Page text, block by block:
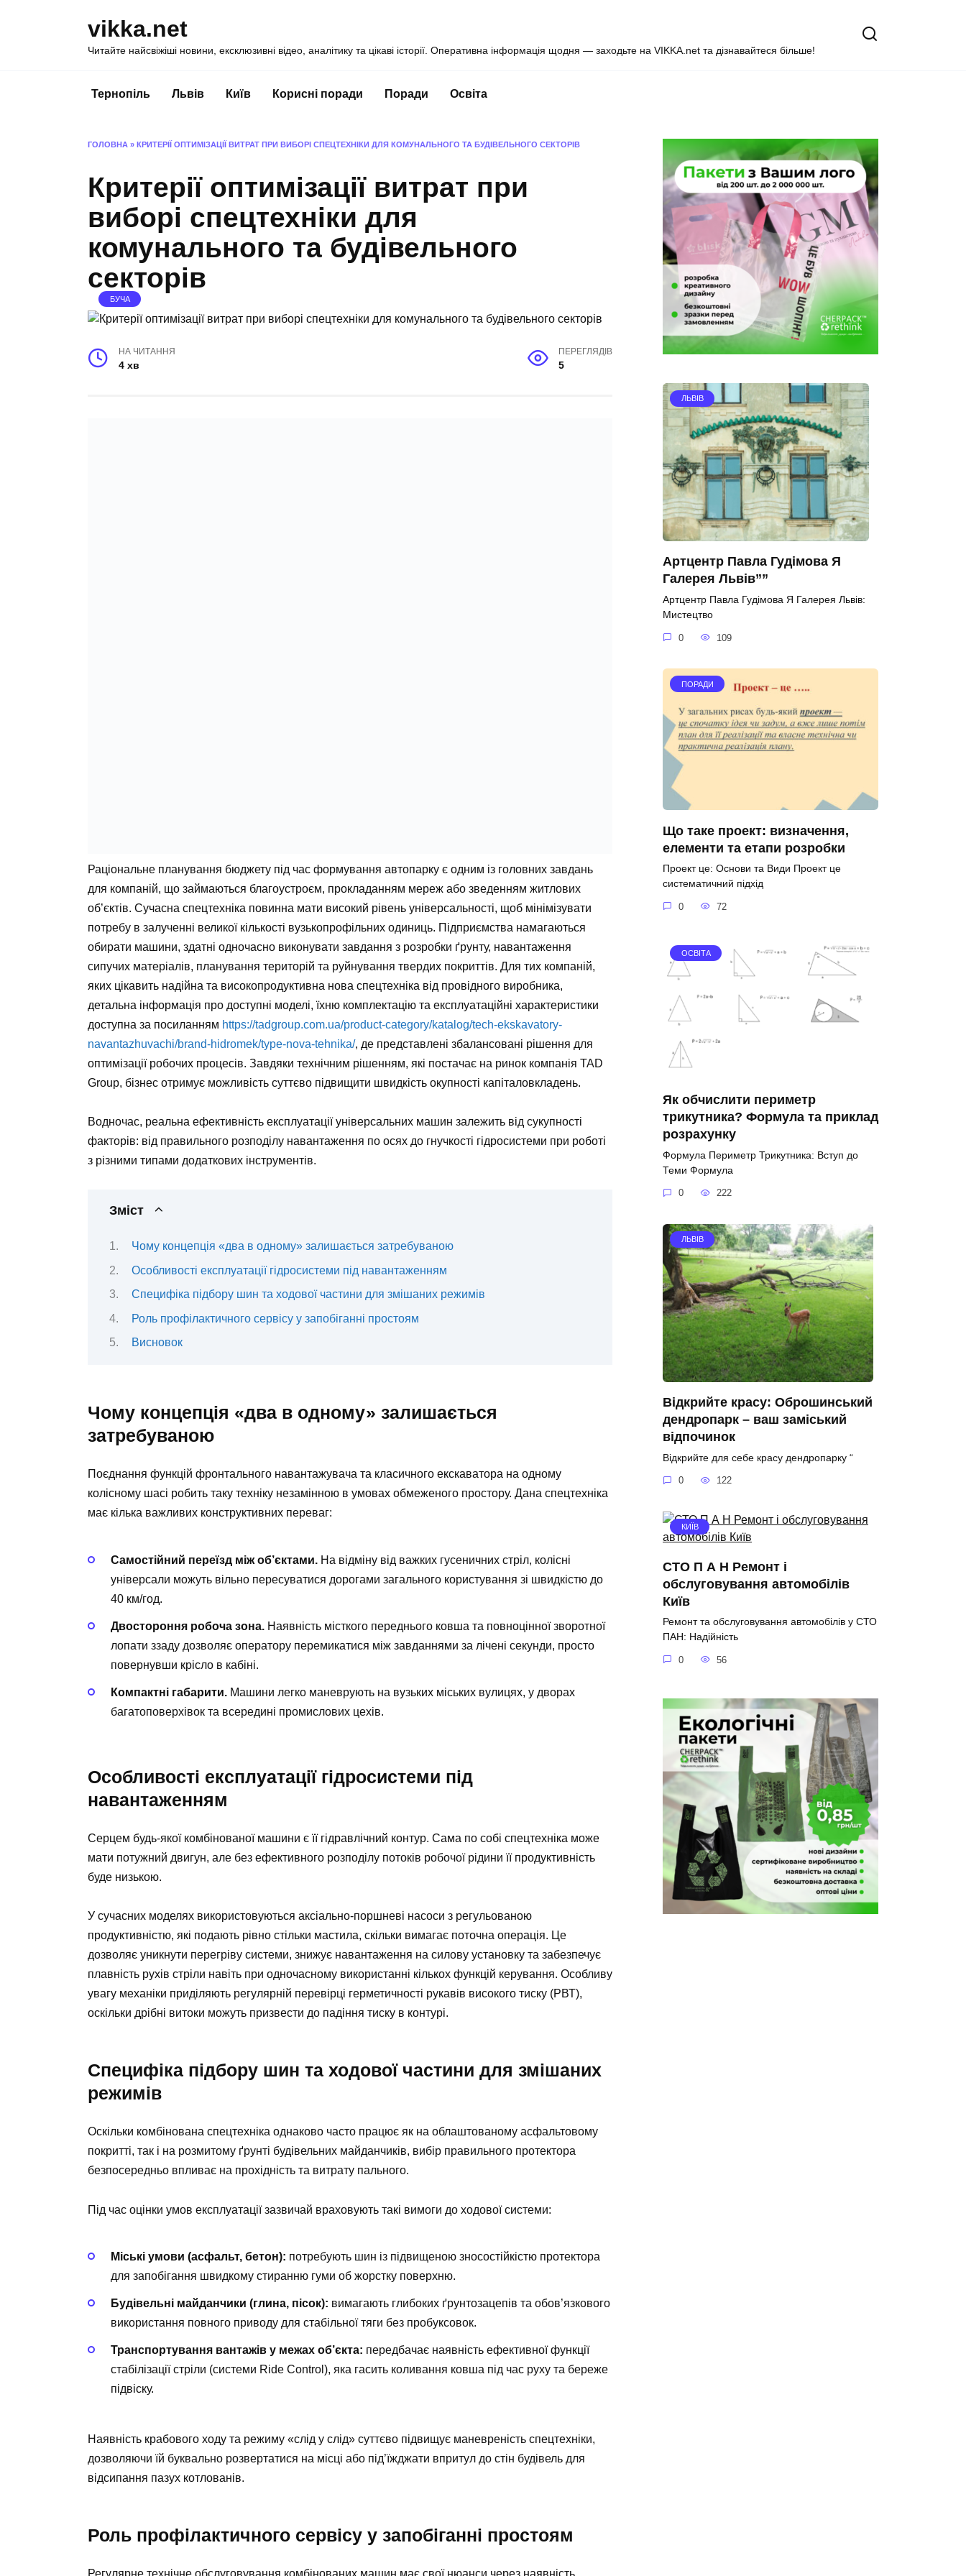
vikka.net
Читайте найсвіжіші новини, ексклюзивні відео, аналітику та цікаві історії. Оперативна інформація щодня — заходьте на VIKKA.net та дізнавайтеся більше!
Тернопіль Львів Київ Корисні поради Поради Освіта
ГОЛОВНА » КРИТЕРІЇ ОПТИМІЗАЦІЇ ВИТРАТ ПРИ ВИБОРІ СПЕЦТЕХНІКИ ДЛЯ КОМУНАЛЬНОГО ТА БУДІВЕЛЬНОГО СЕКТОРІВ
Критерії оптимізації витрат при
виборі спецтехніки для
комунального та будівельного
секторів
БУЧА
НА ЧИТАННЯ
4 хв
ПЕРЕГЛЯДІВ
5
Раціональне планування бюджету під час формування автопарку є одним із головних завдань
для компаній, що займаються благоустроєм, прокладанням мереж або зведенням житлових
об’єктів. Сучасна спецтехніка повинна мати високий рівень універсальності, щоб мінімізувати
потребу в залученні великої кількості вузькопрофільних одиниць. Підприємства намагаються
обирати машини, здатні одночасно виконувати завдання з розробки ґрунту, навантаження
сипучих матеріалів, планування територій та руйнування твердих покриттів. Для тих компаній,
яких цікавить надійна та високопродуктивна нова спецтехніка від провідного виробника,
детальна інформація про доступні моделі, їхню комплектацію та експлуатаційні характеристики
доступна за посиланням https://tadgroup.com.ua/product-category/katalog/tech-ekskavatory-
navantazhuvachi/brand-hidromek/type-nova-tehnika/, де представлені збалансовані рішення для
оптимізації робочих процесів. Завдяки технічним рішенням, які постачає на ринок компанія TAD
Group, бізнес отримує можливість суттєво підвищити швидкість окупності капіталовкладень.
Водночас, реальна ефективність експлуатації універсальних машин залежить від сукупності
факторів: від правильного розподілу навантаження по осях до гнучкості гідросистеми при роботі
з різними типами додаткових інструментів.
Зміст
Чому концепція «два в одному» залишається затребуваною
Особливості експлуатації гідросистеми під навантаженням
Специфіка підбору шин та ходової частини для змішаних режимів
Роль профілактичного сервісу у запобіганні простоям
Висновок
Чому концепція «два в одному» залишається
затребуваною
Поєднання функцій фронтального навантажувача та класичного екскаватора на одному
колісному шасі робить таку техніку незамінною в умовах обмеженого простору. Дана спецтехніка
має кілька важливих конструктивних переваг:
Самостійний переїзд між об’єктами. На відміну від важких гусеничних стріл, колісні
універсали можуть вільно пересуватися дорогами загального користування зі швидкістю до
40 км/год.
Двостороння робоча зона. Наявність місткого переднього ковша та повноцінної зворотної
лопати ззаду дозволяє оператору перемикатися між завданнями за лічені секунди, просто
повернувши крісло в кабіні.
Компактні габарити. Машини легко маневрують на вузьких міських вулицях, у дворах
багатоповерхівок та всередині промислових цехів.
Особливості експлуатації гідросистеми під
навантаженням
Серцем будь-якої комбінованої машини є її гідравлічний контур. Сама по собі спецтехніка може
мати потужний двигун, але без ефективного розподілу потоків робочої рідини її продуктивність
буде низькою.
У сучасних моделях використовуються аксіально-поршневі насоси з регульованою
продуктивністю, які подають рівно стільки мастила, скільки вимагає поточна операція. Це
дозволяє уникнути перегріву системи, знижує навантаження на силову установку та забезпечує
плавність рухів стріли навіть при одночасному використанні кількох функцій керування. Особливу
увагу механіки приділяють регулярній перевірці герметичності рукавів високого тиску (РВТ),
оскільки дрібні витоки можуть призвести до падіння тиску в контурі.
Специфіка підбору шин та ходової частини для змішаних
режимів
Оскільки комбінована спецтехніка однаково часто працює як на облаштованому асфальтовому
покритті, так і на розмитому ґрунті будівельних майданчиків, вибір правильного протектора
безпосередньо впливає на прохідність та витрату пального.
Під час оцінки умов експлуатації зазвичай враховують такі вимоги до ходової системи:
Міські умови (асфальт, бетон): потребують шин із підвищеною зносостійкістю протектора
для запобігання швидкому стиранню гуми об жорстку поверхню.
Будівельні майданчики (глина, пісок): вимагають глибоких ґрунтозацепів та обов’язкового
використання повного приводу для стабільної тяги без пробуксовок.
Транспортування вантажів у межах об’єкта: передбачає наявність ефективної функції
стабілізації стріли (системи Ride Control), яка гасить коливання ковша під час руху та береже
підвіску.
Наявність крабового ходу та режиму «слід у слід» суттєво підвищує маневреність спецтехніки,
дозволяючи їй буквально розвертатися на місці або під’їжджати впритул до стін будівель для
відсипання пазух котлованів.
Роль профілактичного сервісу у запобіганні простоям
ЛЬВІВ
Артцентр Павла Гудімова Я
Галерея Львів””
Артцентр Павла Гудімова Я Галерея Львів:
Мистецтво
0 109
ПОРАДИ
Що таке проект: визначення,
елементи та етапи розробки
Проект це: Основи та Види Проект це
систематичний підхід
0 72
ОСВІТА
Як обчислити периметр
трикутника? Формула та приклад
розрахунку
Формула Периметр Трикутника: Вступ до
Теми Формула
0 222
ЛЬВІВ
Відкрийте красу: Оброшинський
дендропарк – ваш заміський
відпочинок
Відкрийте для себе красу дендропарку “
0 122
КИЇВ
СТО П А Н Ремонт і
обслуговування автомобілів
Київ
Ремонт та обслуговування автомобілів у СТО
ПАН: Надійність
0 56